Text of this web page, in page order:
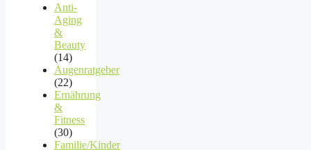
Anti-
Aging
&
Beauty
(14)
Augenratgeber
(22)
Ernährung
&
Fitness
(30)
Familie/Kinder